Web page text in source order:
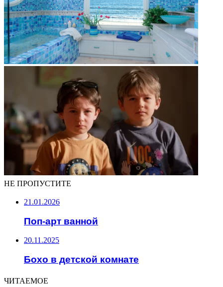
НЕ ПРОПУСТИТЕ
21.01.2026
Поп-арт ванной
20.11.2025
Бохо в детской комнате
ЧИТАЕМОЕ